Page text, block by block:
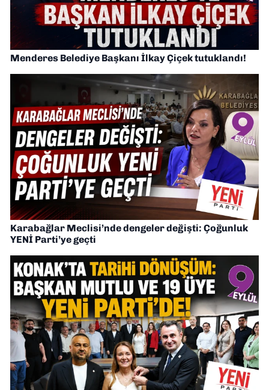
Menderes Belediye Başkanı İlkay Çiçek tutuklandı!
Karabağlar Meclisi’nde dengeler değişti: Çoğunluk
YENİ Parti’ye geçti